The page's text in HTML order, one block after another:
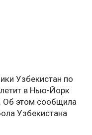
Узбекистан по
в Нью-Йорк
Об этом сообщила
Узбекистана